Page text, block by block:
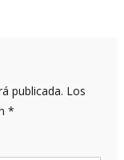
publicada. Los
*